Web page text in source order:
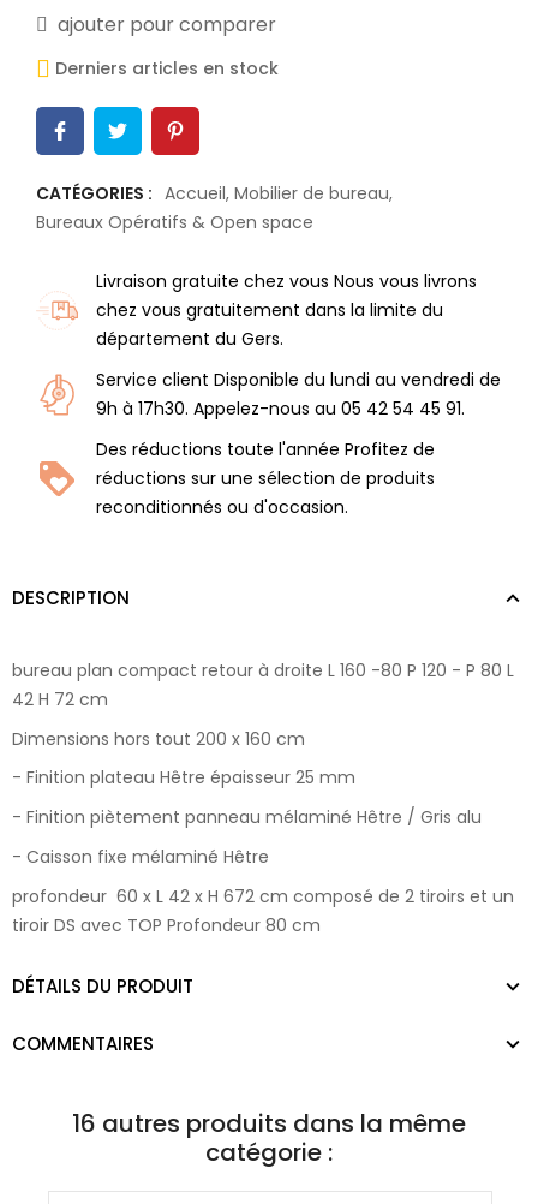
ajouter pour comparer
Derniers articles en stock
CATÉGORIES : Accueil, Mobilier de bureau,
Bureaux Opératifs & Open space
Livraison gratuite chez vous Nous vous livrons
chez vous gratuitement dans la limite du
département du Gers.
Service client Disponible du lundi au vendredi de
9h à 17h30. Appelez-nous au 05 42 54 45 91.
Des réductions toute l'année Profitez de
réductions sur une sélection de produits
reconditionnés ou d'occasion.
DESCRIPTION
bureau plan compact retour à droite L 160 -80 P 120 - P 80 L
42 H 72 cm
Dimensions hors tout 200 x 160 cm
- Finition plateau Hêtre épaisseur 25 mm
- Finition piètement panneau mélaminé Hêtre / Gris alu
- Caisson fixe mélaminé Hêtre
profondeur 60 x L 42 x H 672 cm composé de 2 tiroirs et un
tiroir DS avec TOP Profondeur 80 cm
DÉTAILS DU PRODUIT
COMMENTAIRES
16 autres produits dans la même
catégorie :